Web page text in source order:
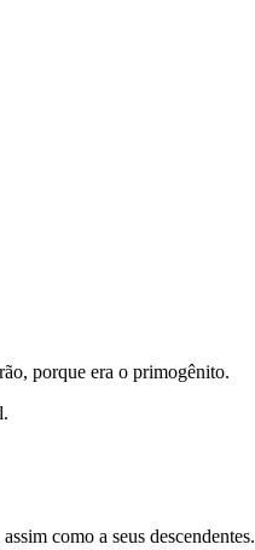
porque era o primogênito.
como a seus descendentes.